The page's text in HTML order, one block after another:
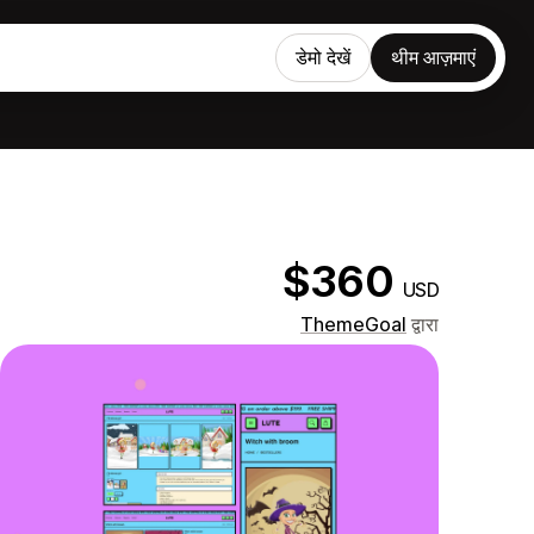
डेमो देखें थीम आज़माएं
$360 USD
ThemeGoal द्वारा